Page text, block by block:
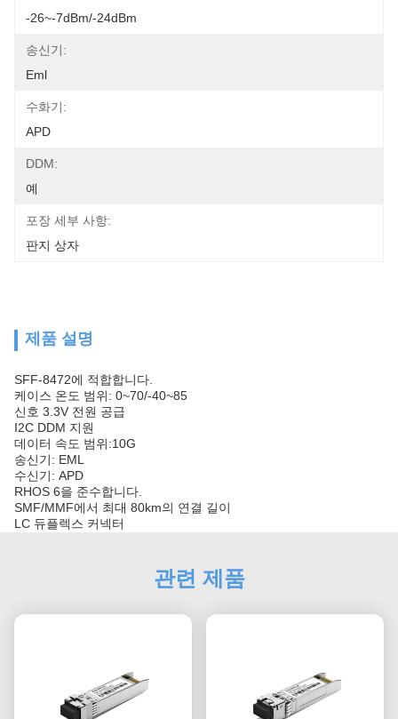
-26~-7dBm/-24dBm
송신기:
Eml
수화기:
APD
DDM:
예
포장 세부 사항:
판지 상자
제품 설명
SFF-8472에 적합합니다.
케이스 온도 범위: 0~70/-40~85
신호 3.3V 전원 공급
I2C DDM 지원
데이터 속도 범위:10G
송신기: EML
수신기: APD
RHOS 6을 준수합니다.
SMF/MMF에서 최대 80km의 연결 길이
LC 듀플렉스 커넥터
관련 제품